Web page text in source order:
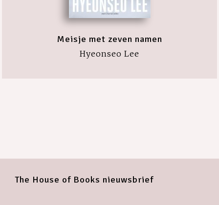
Meisje met zeven namen
Hyeonseo Lee
The House of Books nieuwsbrief